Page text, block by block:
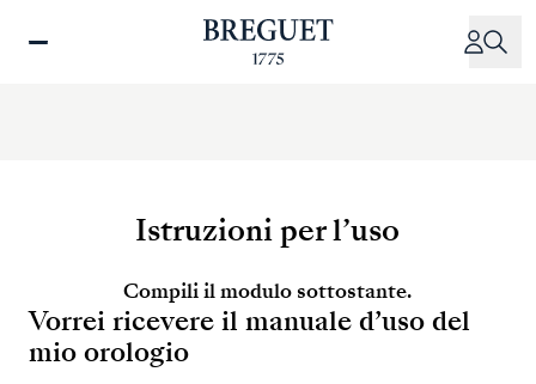
Istruzioni per l’uso
Compili il modulo sottostante.
Vorrei ricevere il manuale d’uso del
mio orologio